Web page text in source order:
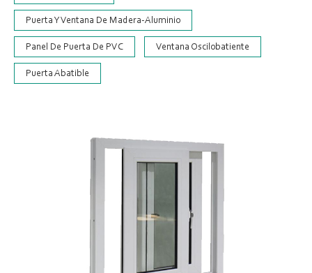
Puerta Y Ventana De Madera-Aluminio
Panel De Puerta De PVC Ventana Oscilobatiente
Puerta Abatible